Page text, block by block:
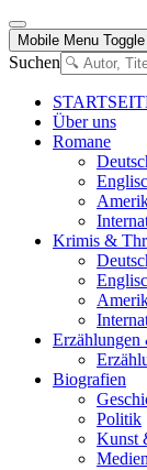
Mobile Menu Toggle
Suchen
Über uns
Romane
Krimis &
Biografien
Politik
Kunst
Medien